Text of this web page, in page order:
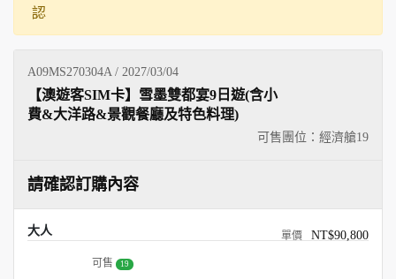
認
A09MS270304A / 2027/03/04
可售團位：經濟艙19
【澳遊客SIM卡】雪墨雙都宴9日遊(含小
費&大洋路&景觀餐廳及特色料理)
請確認訂購內容
大人 NT$90,800
可售 19